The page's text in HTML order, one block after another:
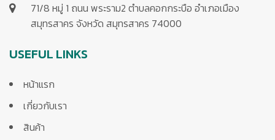
71/8 หมู่ 1 ถนน พระราม2 ตำบลคอกกระบือ อำเภอเมือง
สมุทรสาคร จังหวัด สมุทรสาคร 74000
USEFUL LINKS
หน้าแรก
เกี่ยวกับเรา
สินค้า